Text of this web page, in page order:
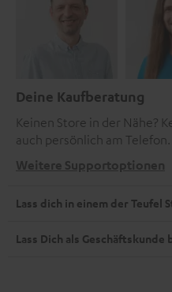
Deine Kaufberatung
Keinen Store in der Nähe?
auch persönlich am Telefon.
Weitere Supportoptionen
Lass dich in einem der Teufel
Lass Dich als Geschäftskunde